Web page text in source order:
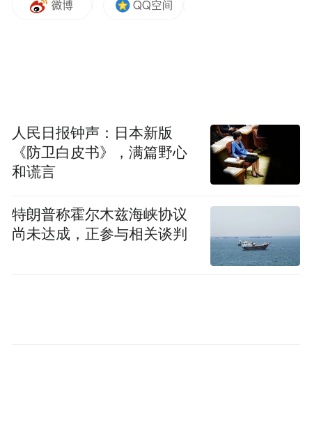
漫山花溪谷高空玻璃漂流
景区还设有全长1260米的高空玻璃漂流让游
客在清凉溪水中体验急转直下的“速度与激
情”，七彩滑道等游乐项目也为避暑之旅增添
人民日报钟声：日本新版
《防卫白皮书》，满篇野心
和谎言
特朗普称霍尔木兹海峡协议
尚未达成，正参与相关谈判